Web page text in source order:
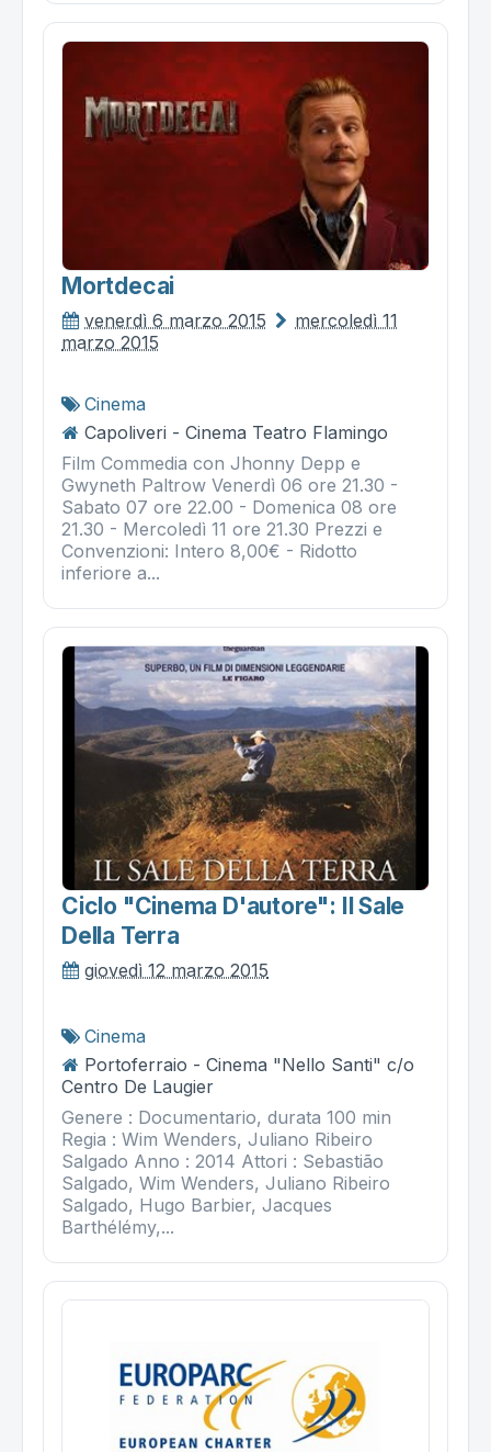
Mortdecai
venerdì 6 marzo 2015
mercoledì 11
marzo 2015
Cinema
Capoliveri - Cinema Teatro Flamingo
Film Commedia con Jhonny Depp e
Gwyneth Paltrow Venerdì 06 ore 21.30 -
Sabato 07 ore 22.00 - Domenica 08 ore
21.30 - Mercoledì 11 ore 21.30 Prezzi e
Convenzioni: Intero 8,00€ - Ridotto
inferiore a...
Ciclo "cinema D'autore": Il Sale
Della Terra
giovedì 12 marzo 2015
Cinema
Portoferraio - Cinema "Nello Santi" c/o
Centro De Laugier
Genere : Documentario, durata 100 min
Regia : Wim Wenders, Juliano Ribeiro
Salgado Anno : 2014 Attori : Sebastião
Salgado, Wim Wenders, Juliano Ribeiro
Salgado, Hugo Barbier, Jacques
Barthélémy,...